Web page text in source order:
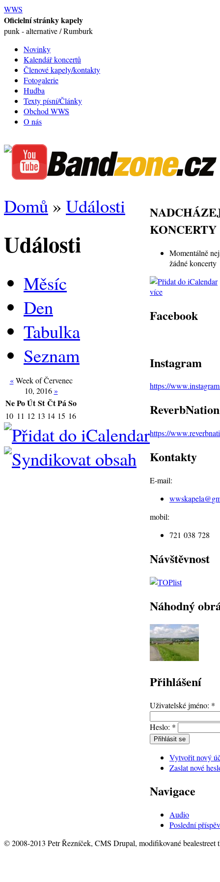
WWS
Oficielní stránky kapely
punk - alternative / Rumburk
Novinky
Kalendář koncertů
Členové kapely/kontakty
Fotogalerie
Hudba
Texty písní/Články
Obchod WWS
O nás
Domů » Události
Události
Měsíc
Den
Tabulka
Seznam
«Week of Červenec
10, 2016»
NePoÚt St ČtPáSo
10 11 12 13 14 15 16
KONCERTY
Momentálně
žádné koncerty
více
Facebook
Instagram
https://
ReverbNation
https://
Kontakty
E-mail:
wwskapela@
mobil:
721 038 728
Návštěvnost
Náhodný
Přihlášení
Uživatelské jméno: *
Heslo: *
Vytvořit nový
Zaslat nové
Navigace
Audio
Poslední
© 2008-2013 Petr Řezníček, CMS Drupal, modifikované bealestreet